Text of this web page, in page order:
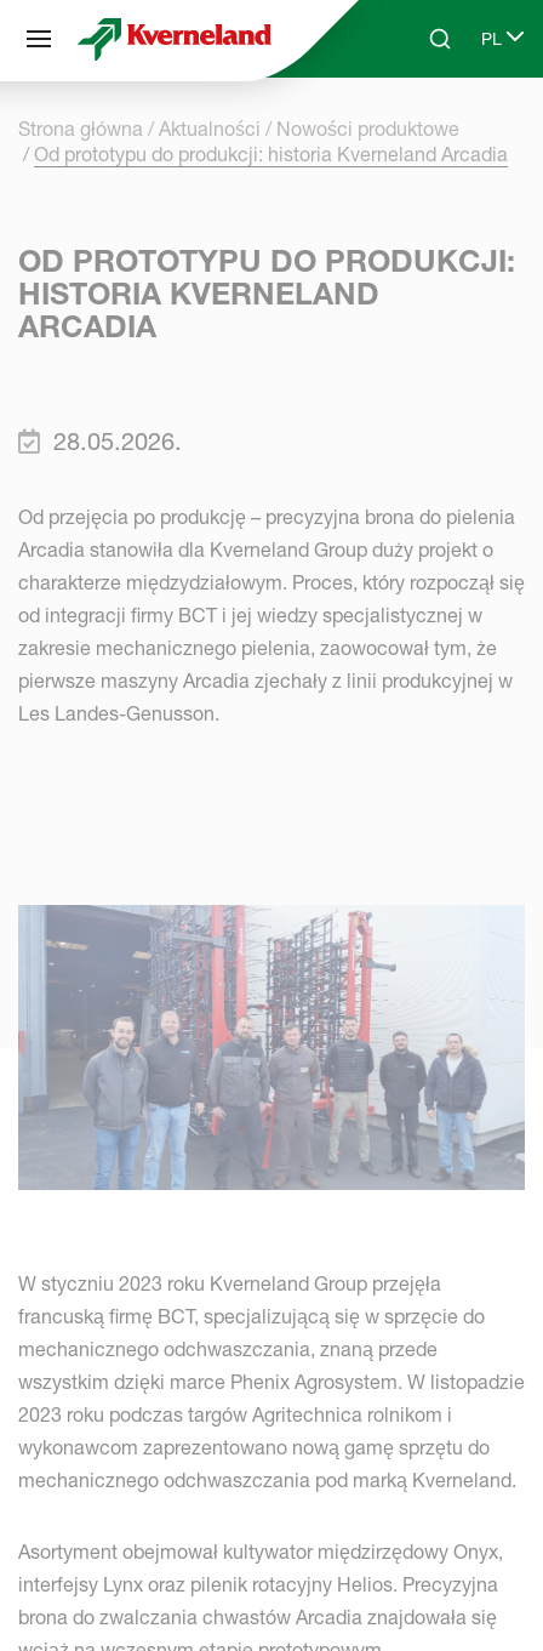
Skip to main contentSearchPL
Select
Strona główna Aktualności
Nowości produktowe
Od prototypu do produkcji: historia Kverneland Arcadia
OD PROTOTYPU DO PRODUKCJI:
HISTORIA KVERNELAND
ARCADIA
28.05.2026.
Od przejęcia po produkcję – precyzyjna brona do pielenia
Arcadia stanowiła dla Kverneland Group duży projekt o
charakterze międzydziałowym. Proces, który rozpoczął się
od integracji firmy BCT i jej wiedzy specjalistycznej w
zakresie mechanicznego pielenia, zaowocował tym, że
pierwsze maszyny Arcadia zjechały z linii produkcyjnej w
Les Landes-Genusson.
W styczniu 2023 roku Kverneland Group przejęła
francuską firmę BCT, specjalizującą się w sprzęcie do
mechanicznego odchwaszczania, znaną przede
wszystkim dzięki marce Phenix Agrosystem. W listopadzie
2023 roku podczas targów Agritechnica rolnikom i
wykonawcom zaprezentowano nową gamę sprzętu do
mechanicznego odchwaszczania pod marką Kverneland.
Asortyment obejmował kultywator międzirzędowy Onyx,
interfejsy Lynx oraz pilenik rotacyjny Helios. Precyzyjna
brona do zwalczania chwastów Arcadia znajdowała się
Panel zarządzania plikami cookies